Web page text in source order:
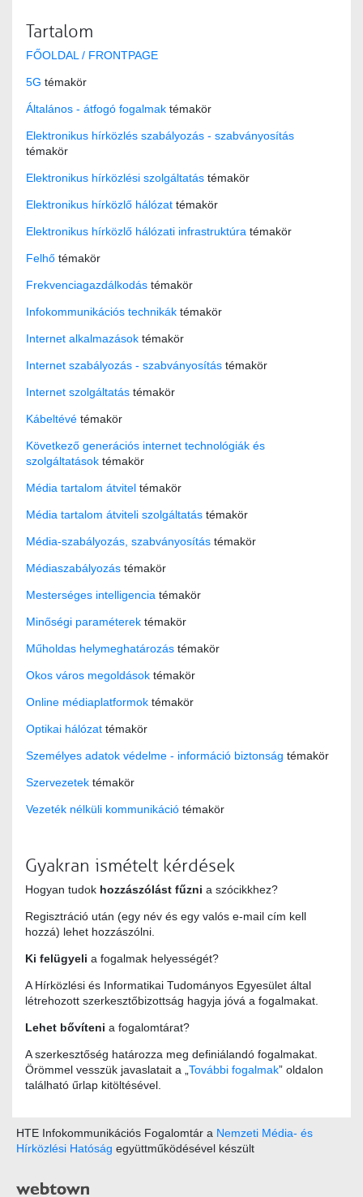
Tartalom
FŐOLDAL / FRONTPAGE
5G témakör
Általános - átfogó fogalmak témakör
Elektronikus hírközlés szabályozás - szabványosítás
témakör
Elektronikus hírközlési szolgáltatás témakör
Elektronikus hírközlő hálózat témakör
Elektronikus hírközlő hálózati infrastruktúra témakör
Felhő témakör
Frekvenciagazdálkodás témakör
Infokommunikációs technikák témakör
Internet alkalmazások témakör
Internet szabályozás - szabványosítás témakör
Internet szolgáltatás témakör
Kábeltévé témakör
Következő generációs internet technológiák és
szolgáltatások témakör
Média tartalom átvitel témakör
Média tartalom átviteli szolgáltatás témakör
Média-szabályozás, szabványosítás témakör
Médiaszabályozás témakör
Mesterséges intelligencia témakör
Minőségi paraméterek témakör
Műholdas helymeghatározás témakör
Okos város megoldások témakör
Online médiaplatformok témakör
Optikai hálózat témakör
Személyes adatok védelme - információ biztonság témakör
Szervezetek témakör
Vezeték nélküli kommunikáció témakör
Gyakran ismételt kérdések
Hogyan tudok hozzászólást fűzni a szócikkhez?
Regisztráció után (egy név és egy valós e-mail cím kell
hozzá) lehet hozzászólni.
Ki felügyeli a fogalmak helyességét?
A Hírközlési és Informatikai Tudományos Egyesület által
létrehozott szerkesztőbizottság hagyja jóvá a fogalmakat.
Lehet bővíteni a fogalomtárat?
A szerkesztőség határozza meg definiálandó fogalmakat.
Örömmel vesszük javaslatait a „ További fogalmak” oldalon
található űrlap kitöltésével.
HTE Infokommunikációs Fogalomtár a Nemzeti Média- és
Hírközlési Hatóság együttműködésével készült